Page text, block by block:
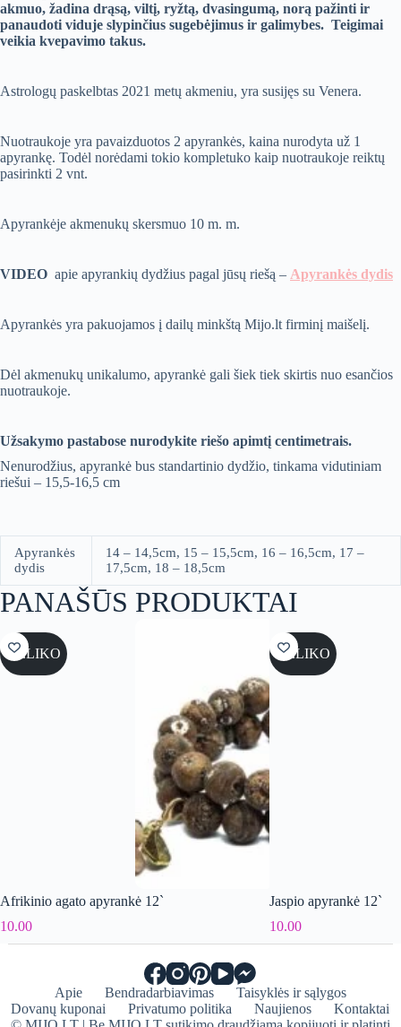
akmuo, žadina drąsą, viltį, ryžtą, dvasingumą, norą pažinti ir
panaudoti viduje slypinčius sugebėjimus ir galimybes. Teigimai
veikia kvepavimo takus.
Astrologų paskelbtas 2021 metų akmeniu, yra susijęs su Venera.
Nuotraukoje yra pavaizduotos 2 apyrankės, kaina nurodyta už 1
apyrankę. Todėl norėdami tokio kompletuko kaip nuotraukoje reiktų
pasirinkti 2 vnt.
Apyrankėje akmenukų skersmuo 10 m. m.
VIDEO apie apyrankių dydžius pagal jūsų riešą – Apyrankės dydis
Apyrankės yra pakuojamos į dailų minkštą Mijo.lt firminį maišelį.
Dėl akmenukų unikalumo, apyrankė gali šiek tiek skirtis nuo esančios
nuotraukoje.
Užsakymo pastabose nurodykite riešo apimtį centimetrais.
Nenurodžius, apyrankė bus standartinio dydžio, tinkama vidutiniam
riešui – 15,5-16,5 cm
Apyrankės
dydis
14 – 14,5cm, 15 – 15,5cm, 16 – 16,5cm, 17 –
17,5cm, 18 – 18,5cm
PANAŠŪS PRODUKTAI
NELIKO
Afrikinio agato apyrankė 12`
10.00
NELIKO
Jaspio apyrankė 12`
10.00
Apie Bendradarbiavimas
Taisyklės ir sąlygos
Dovanų kuponai
Privatumo politika Naujienos
Kontaktai